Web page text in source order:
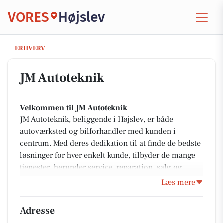
VORES Højslev
ERHVERV
JM Autoteknik
JM Autoteknik
Velkommen til JM Autoteknik
JM Autoteknik, beliggende i Højslev, er både
autoværksted og bilforhandler med kunden i
centrum. Med deres dedikation til at finde de bedste
løsninger for hver enkelt kunde, tilbyder de mange
tjenester, herunder service, reparation, salg og
synsklargøring. Deres erfarne team arbejder
Hvorfor vælge JM Autoteknik?
Læs mere
Adresse